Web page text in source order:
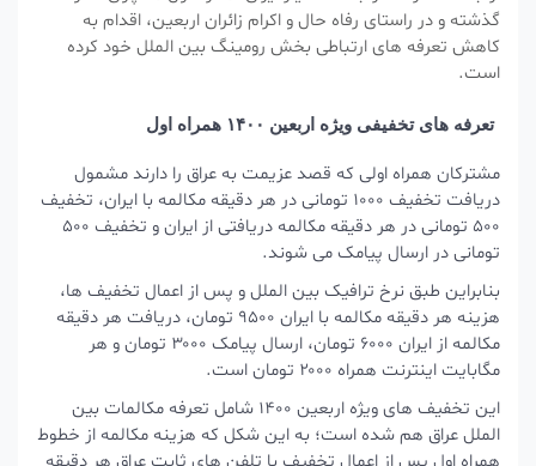
گذشته و در راستای رفاه حال و اکرام زائران اربعین، اقدام به
کاهش تعرفه های ارتباطی بخش رومینگ بین الملل خود کرده
است.
تعرفه های تخفیفی ویژه اربعین ۱۴۰۰ همراه اول
مشترکان همراه اولی که قصد عزیمت به عراق را دارند مشمول
دریافت تخفیف ۱۰۰۰ تومانی در هر دقیقه مکالمه با ایران، تخفیف
۵۰۰ تومانی در هر دقیقه مکالمه دریافتی از ایران و تخفیف ۵۰۰
تومانی در ارسال پیامک می شوند.
بنابراین طبق نرخ ترافیک بین الملل و پس از اعمال تخفیف ها،
هزینه هر دقیقه مکالمه با ایران ۹۵۰۰ تومان، دریافت هر دقیقه
مکالمه از ایران ۶۰۰۰ تومان، ارسال پیامک ۳۰۰۰ تومان و هر
مگابایت اینترنت همراه ۲۰۰۰ تومان است.
این تخفیف های ویژه اربعین ۱۴۰۰ شامل تعرفه مکالمات بین
الملل عراق هم شده است؛ به این شکل که هزینه مکالمه از خطوط